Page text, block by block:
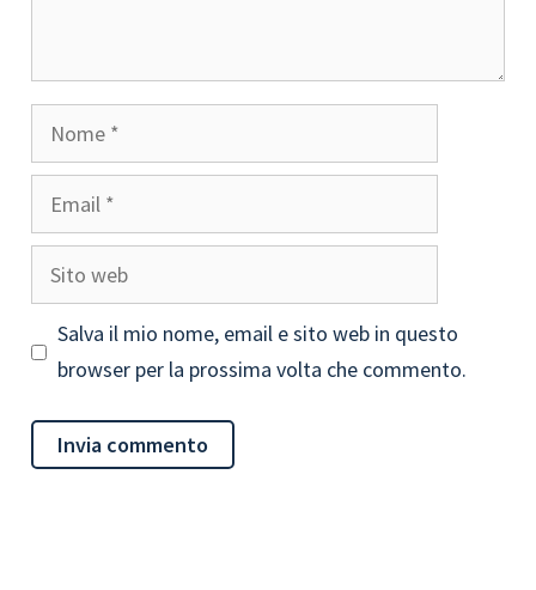
Nome
Email
Sito
web
Salva il mio nome, email e sito web in questo
browser per la prossima volta che commento.